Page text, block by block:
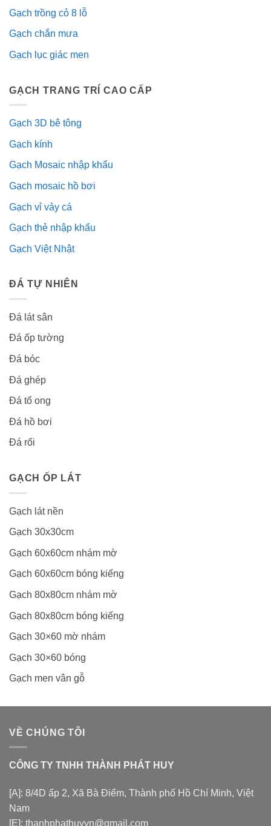
Gạch trồng cỏ 8 lỗ
Gạch chắn mưa
Gạch lục giác men
GẠCH TRANG TRÍ CAO CẤP
Gạch 3D bê tông
Gạch kính
Gạch Mosaic nhập khẩu
Gạch mosaic hồ bơi
Gạch vỉ vảy cá
Gạch thẻ nhập khẩu
Gạch Việt Nhật
ĐÁ TỰ NHIÊN
Đá lát sân
Đá ốp tường
Đá bóc
Đá ghép
Đá tổ ong
Đá hồ bơi
Đá rối
GẠCH ỐP LÁT
Gạch lát nền
Gạch 30x30cm
Gạch 60x60cm nhám mờ
Gạch 60x60cm bóng kiếng
Gạch 80x80cm nhám mờ
Gạch 80x80cm bóng kiếng
Gạch 30×60 mờ nhám
Gạch 30×60 bóng
Gạch men vân gỗ
VỀ CHÚNG TÔI
CÔNG TY TNHH THÀNH PHÁT HUY
[A]: 8/4D ấp 2, Xã Bà Điểm, Thành phố Hồ Chí Minh, Việt
Nam
[E]: thanhphathuyvn@gmail.com